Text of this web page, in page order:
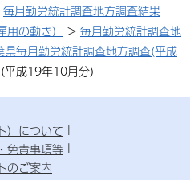
毎月勤労統計調査地方調査結果
の動き）
> 毎月勤労統計調査地
県毎月勤労統計調査地方調査(平成
成19年10月分)
）について
免責事項等
のご案内